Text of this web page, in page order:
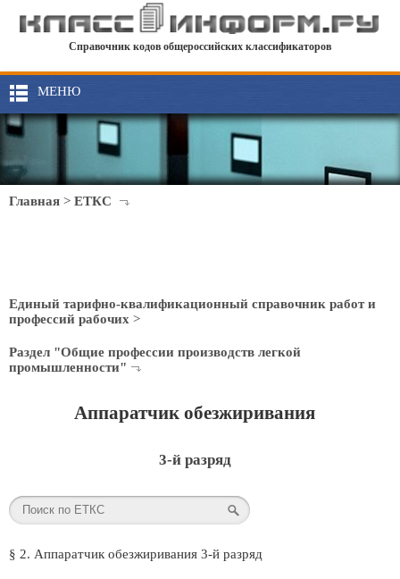
Справочник кодов общероссийских классификаторов
МЕНЮ
Главная > ЕТКС
Единый тарифно-квалификационный справочник работ и
профессий рабочих >
Раздел "Общие профессии производств легкой
промышленности"
Аппаратчик обезжиривания
3-й разряд
§ 2. Аппаратчик обезжиривания 3-й разряд